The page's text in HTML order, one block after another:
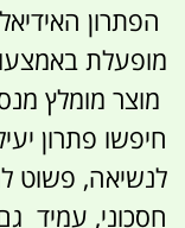
הפתרון
מופעלת
מוצר מומלץ
חיפשו פתרון
לנשיאה, פשוט
חסכוני, עמיד